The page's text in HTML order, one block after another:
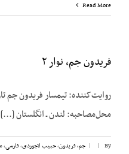
Read More
فریدون جم، نوار ۲
محل‌مصاحبه: لندن ـ انگلستان [...]
By
|
| جم، فریدون,حبیب لاجوردی,فارسی,